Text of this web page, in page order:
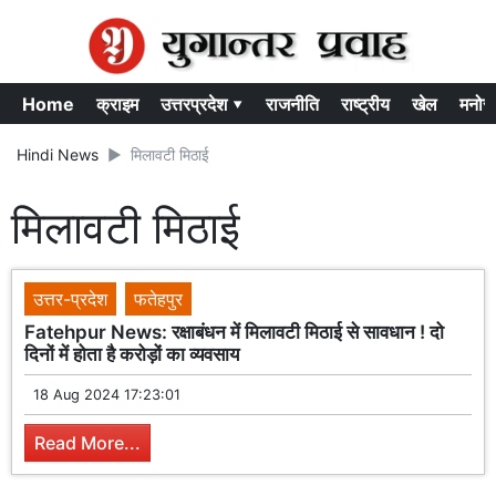
Home क्राइम उत्तरप्रदेश ▾ राजनीति राष्ट्रीय खेल
Hindi News मिलावटी मिठाई
मिलावटी मिठाई
उत्तर-प्रदेश
फतेहपुर
Fatehpur News: रक्षाबंधन में मिलावटी मिठाई से सावधान ! दो
दिनों में होता है करोड़ों का व्यवसाय
18 Aug 2024 17:23:01
Read More...